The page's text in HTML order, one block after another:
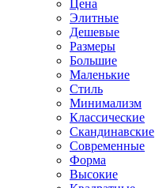
Цена
Элитные
Дешевые
Размеры
Большие
Маленькие
Стиль
Минимализм
Классические
Скандинавские
Современные
Форма
Высокие